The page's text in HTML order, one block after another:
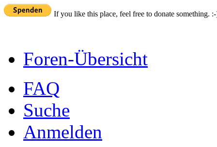
If you like this place, feel free to donate something.
Foren-Übersicht
FAQ
Suche
Anmelden